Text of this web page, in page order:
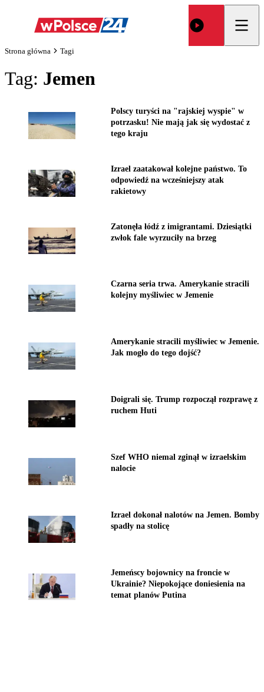
Strona główna Tagi
Tag: Jemen
Polscy turyści na "rajskiej wyspie" w
potrzasku! Nie mają jak się wydostać z
tego kraju
Izrael zaatakował kolejne państwo. To
odpowiedź na wcześniejszy atak
rakietowy
Zatonęła łódź z imigrantami. Dziesiątki
zwłok fale wyrzuciły na brzeg
Czarna seria trwa. Amerykanie stracili
kolejny myśliwiec w Jemenie
Amerykanie stracili myśliwiec w Jemenie.
Jak mogło do tego dojść?
Doigrali się. Trump rozpoczął rozprawę z
ruchem Huti
Szef WHO niemal zginął w izraelskim
nalocie
Izrael dokonał nalotów na Jemen. Bomby
spadły na stolicę
Jemeńscy bojownicy na froncie w
Ukrainie? Niepokojące doniesienia na
temat planów Putina